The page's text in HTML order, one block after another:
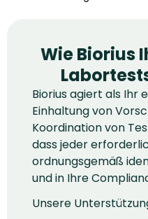
Wie Biorius
Biorius agiert als Ihr
Einhaltung von
Koordination von
dass jeder
ordnungsgemäß
und in Ihre
Unsere